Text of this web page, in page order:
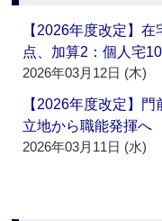
【2026年度改定】
点、加算2：個人宅
2026年03月12日 (木)
【2026年度改定】
立地から職能発揮へ
2026年03月11日 (水)